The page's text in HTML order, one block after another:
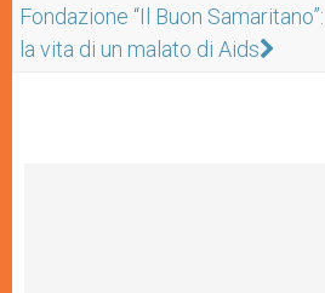
Fondazione “Il Buon
la vita di un malato di Aids